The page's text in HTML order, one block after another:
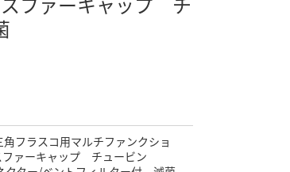
フラスコ用マルチファンクショ
ファーキャップ チュービン